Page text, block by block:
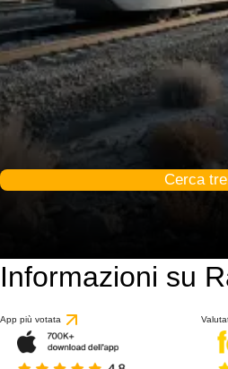
Cerca
Informazioni su
App più votata